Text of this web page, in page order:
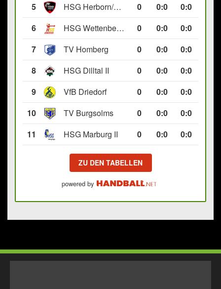
5
HSG Herborn/Seelbach 0 0:0
0:0
6
HSG Wettenberg III 0 0:0
0:0
7
TV Homberg 0 0:0
0:0
8
HSG Dilltal II 0 0:0
0:0
9
VfB Driedorf 0 0:0
0:0
10
TV Burgsolms 0 0:0
0:0
11
HSG Marburg II 0 0:0 0:0
ZU DEN TABELLEN
powered by